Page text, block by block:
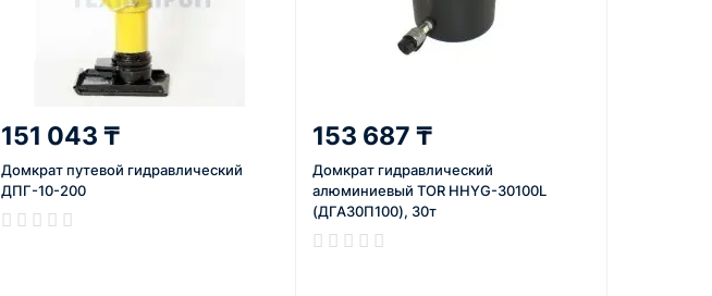
151 043 ₸
Домкрат путевой гидравлический
ДПГ-10-200
153 687 ₸
Домкрат гидравлический
алюминиевый TOR HHYG-30100L
(ДГА30П100), 30т